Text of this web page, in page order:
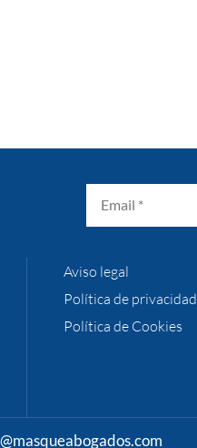
Aviso legal
Política de privacidad
Política de Cookies